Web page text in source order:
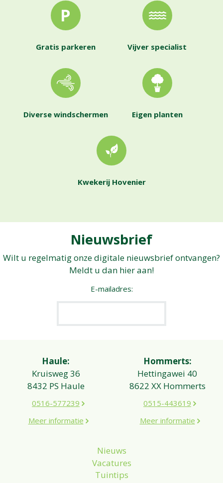
Gratis parkeren Vijver specialist
Diverse windschermen Eigen planten
Kwekerij Hovenier
Nieuwsbrief
Wilt u regelmatig onze digitale nieuwsbrief ontvangen?
Meldt u dan hier aan!
E-mailadres:
Haule:
Kruisweg 36
8432 PS Haule
0516-577239
Meer informatie
Hommerts:
Hettingawei 40
8622 XX Hommerts
0515-443619
Meer informatie
Nieuws
Vacatures
Tuintips